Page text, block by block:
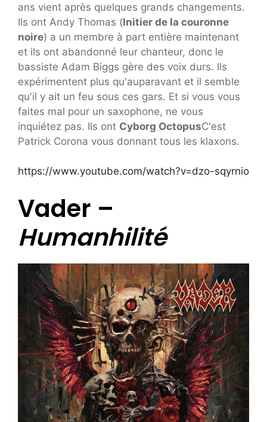
ans vient après quelques grands changements.
Ils ont Andy Thomas (Initier de la couronne
noire) a un membre à part entière maintenant
et ils ont abandonné leur chanteur, donc le
bassiste Adam Biggs gère des voix durs. Ils
expérimentent plus qu'auparavant et il semble
qu'il y ait un feu sous ces gars. Et si vous vous
faites mal pour un saxophone, ne vous
inquiétez pas. Ils ont Cyborg OctopusC'est
Patrick Corona vous donnant tous les klaxons.
https://www.youtube.com/watch?v=dzo-sqyrnio
Vader –
Humanhilité